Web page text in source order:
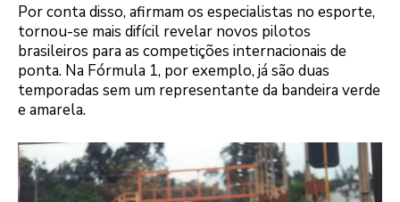
Por conta disso, afirmam os especialistas no esporte,
tornou-se mais difícil revelar novos pilotos
brasileiros para as competições internacionais de
ponta. Na Fórmula 1, por exemplo, já são duas
temporadas sem um representante da bandeira verde
e amarela.